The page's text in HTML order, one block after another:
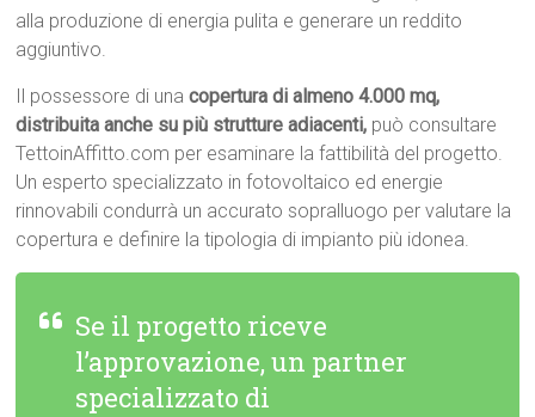
alla produzione di energia pulita e generare un reddito
aggiuntivo.
Il possessore di unacopertura di almeno 4.000 mq,
distribuita anche su più strutture adiacenti, può consultare
TettoinAffitto.com per esaminare la fattibilità del progetto.
Un esperto specializzato in fotovoltaico ed energie
rinnovabili condurrà un accurato sopralluogo per valutare la
copertura e definire la tipologia di impianto più idonea.
Se il progetto riceve
l’approvazione, un partner
specializzato di